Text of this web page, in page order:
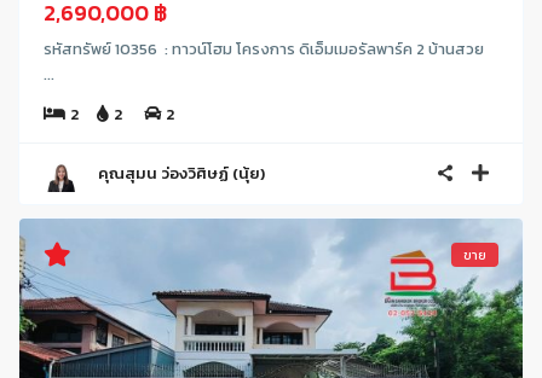
2,690,000 ฿
รหัสทรัพย์ 10356 : ทาวน์โฮม โครงการ ดิเอ็มเมอรัลพาร์ค 2 บ้านสวย
...
2
2 2
คุณสุมน ว่องวิศิษฏ์ (นุ้ย)
ขาย